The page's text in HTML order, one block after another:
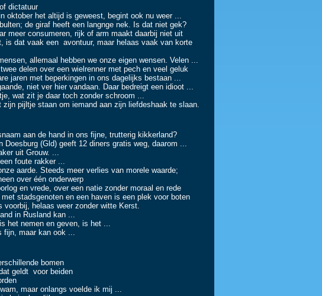
altijd is geweest, begint ook nu weer ...
de giraf heeft een langnge nek. Is dat niet gek?
rijk of arm maakt daarbij niet uit
avontuur, maar helaas vaak van korte
hebben we onze eigen wensen. Velen ...
over een wielrenner met pech en veel geluk
met beperkingen in ons dagelijks bestaan ...
ver hier vandaan. Daar bedreigt een idioot ...
zit je daar toch zonder schroom ...
om iemand aan zijn liefdeshaak te slaan.
de hand in ons fijne, trutterig kikkerland?
(Gld) geeft 12 diners gratis weg, daarom ...
Grouw. ...
rakker ...
Steeds meer verlies van morele waarde;
één onderwerp
en vrede, over een natie zonder moraal en rede
en een haven is een plek voor boten
weer zonder witte Kerst.
Rusland kan ...
nemen en geven, is het ...
kan ook ...
bomen
voor beiden
onlangs voelde ik mij ...